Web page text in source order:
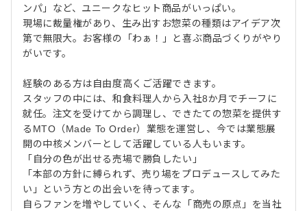
ンパ」など、ユニークなヒット商品がいっぱい。
現場に裁量権があり、生み出すお惣菜の種類はアイデア次
第で無限大。お客様の「わぁ！」と喜ぶ商品づくりがやり
がいです。
経験のある方は自由度高くご活躍できます。
スタッフの中には、和食料理人から入社8か月でチーフに
就任。注文を受けてから調理し、できたての惣菜を提供す
るMTO（Made To Order）業態を運営し、今では業態展
開の中核メンバーとして活躍している人もいます。
「自分の色が出せる売場で勝負したい」
「本部の方針に縛られず、売り場をプロデュースしてみた
い」という方との出会いを待ってます。
自らファンを増やしていく、そんな「商売の原点」を当社